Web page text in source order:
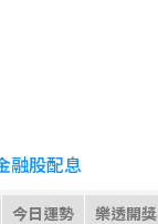
融股配息
今日運勢 樂透開獎